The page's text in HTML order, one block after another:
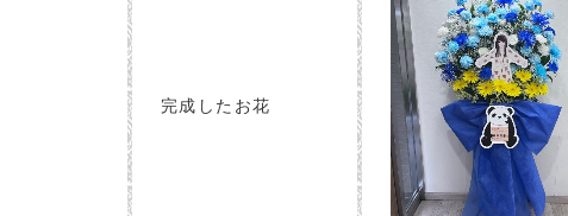
完成したお花